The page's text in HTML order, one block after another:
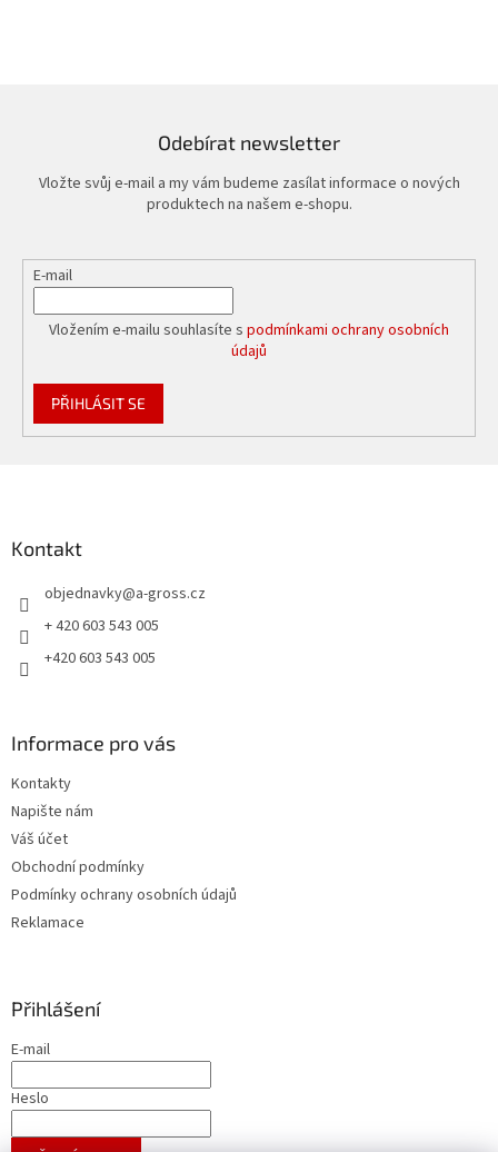
Odebírat newsletter
Vložte svůj e-mail a my vám budeme zasílat informace o nových
produktech na našem e-shopu.
E-mail
Vložením e-mailu souhlasíte s podmínkami ochrany osobních
údajů
PŘIHLÁSIT SE
Kontakt
objednavky@a-gross.cz
+ 420 603 543 005
+420 603 543 005
Informace pro vás
Kontakty
Napište nám
Váš účet
Obchodní podmínky
Podmínky ochrany osobních údajů
Reklamace
Přihlášení
E-mail
Heslo